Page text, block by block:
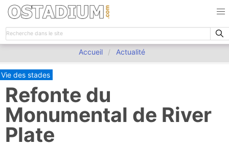
Accueil Actualité
Vie des stades
Refonte du
Monumental de River
Plate